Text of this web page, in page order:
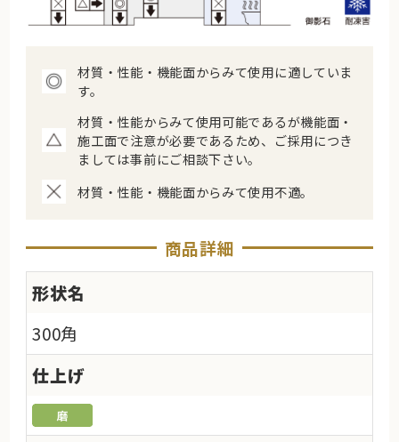
材質・性能・機能面からみて使用に適していま
す。
材質・性能からみて使用可能であるが機能面・
施工面で注意が必要であるため、ご採用につき
ましては事前にご相談下さい。
材質・性能・機能面からみて使用不適。
商品詳細
形状名
300角
仕上げ